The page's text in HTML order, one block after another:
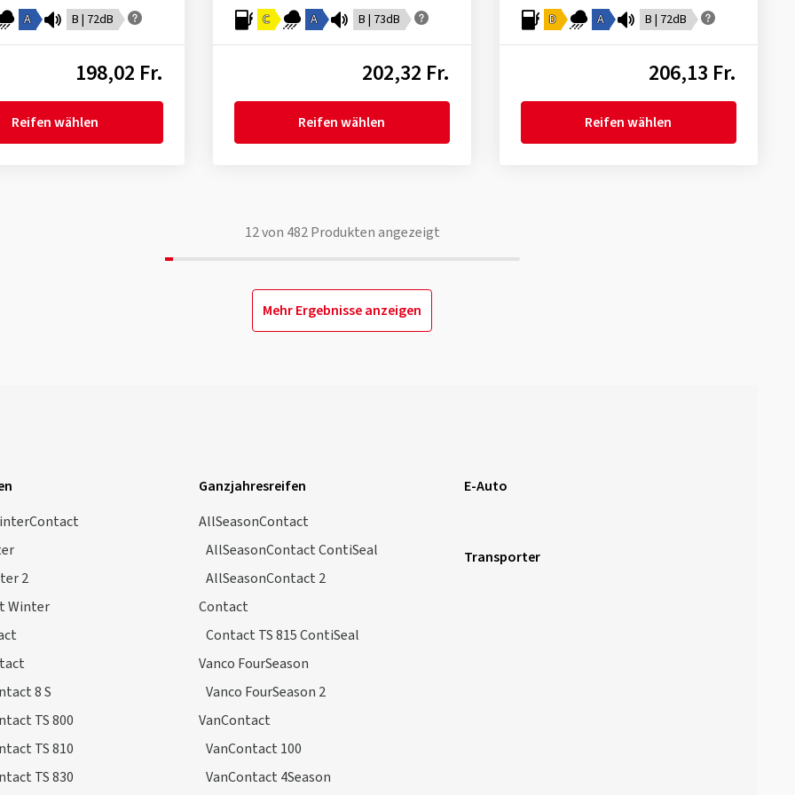
A B | 72dB
198,02 Fr.
Reifen wählen
C A B | 73dB
202,32 Fr.
Reifen wählen
D A B | 72dB
206,13 Fr.
Reifen wählen
12von 482Produkten angezeigt
Mehr Ergebnisse anzeigen
2
Winter
8 S
TS 800
TS 810
TS 830
Ganzjahresreifen
AllSeasonContact
AllSeasonContact ContiSeal
AllSeasonContact 2
Contact
Contact TS 815 ContiSeal
Vanco FourSeason
Vanco FourSeason 2
VanContact
VanContact 100
VanContact 4Season
E-Auto
Transporter